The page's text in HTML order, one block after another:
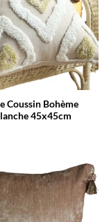
Coussin Bohème
45x45cm